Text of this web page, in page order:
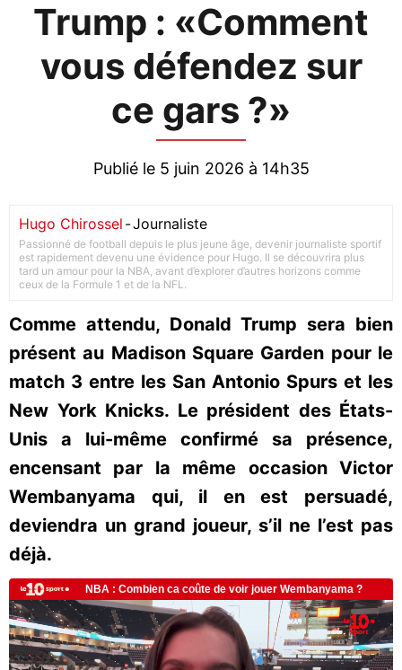
Trump : «Comment
vous défendez sur
ce gars ?»
Publié le 5 juin 2026 à 14h35
Hugo Chirossel -Journaliste
Passionné de football depuis le plus jeune âge, devenir journaliste sportif
est rapidement devenu une évidence pour Hugo. Il se découvrira plus
tard un amour pour la NBA, avant d’explorer d’autres horizons comme
ceux de la Formule 1 et de la NFL.
Comme attendu, Donald Trump sera bien
présent au Madison Square Garden pour le
match 3 entre les San Antonio Spurs et les
New York Knicks. Le président des États-
Unis a lui-même confirmé sa présence,
encensant par la même occasion Victor
Wembanyama qui, il en est persuadé,
deviendra un grand joueur, s’il ne l’est pas
déjà.